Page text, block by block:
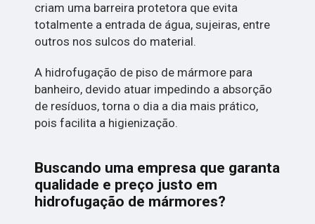
criam uma barreira protetora que evita
totalmente a entrada de água, sujeiras, entre
outros nos sulcos do material.
A hidrofugação de piso de mármore para
banheiro, devido atuar impedindo a absorção
de resíduos, torna o dia a dia mais prático,
pois facilita a higienização.
Buscando uma empresa que garanta
qualidade e preço justo em
hidrofugação de mármores?